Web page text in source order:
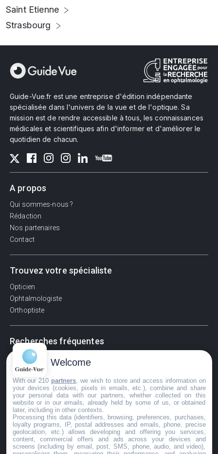
Saint Etienne
Strasbourg
Guide-Vue.fr est une entreprise d'édition indépendante
spécialisée dans l'univers de la vue et de l'optique. Sa
mission est de rendre accessible à tous, les connaissances
médicales et scientifiques afin d'informer et d'améliorer le
quotidien de chacun.
A propos
Qui sommes-nous ?
Rédaction
Nos partenaires
Contact
Trouvez votre spécialiste
Opticien
Ophtalmologiste
Orthoptiste
Recherches fréquentes
Pathologies adultes
Signes d'une urgence ophtalmologique
La vision
Acuité visuelle
Myosis / mydriase
Œdème oculaire
©GuideVue2024
Welcome
With our 210 partners , we wish to store and access information on
your devices (cookies, pixels in emails, etc.), combine and share
your personal data with our partners, whether collected on this
website or in our emails, already held by some of us, or obtained
later, including in other contexts.
Processing this data (identifiers, browsing, preferences, purchases,
loyalty programs, IP, postal addresses and emails, phone, precise
geolocation, etc.) allows developing and offering you services,
content, commercial offers and ads across your devices and
screens (including by email, post, SMS, phone, audio, and video),